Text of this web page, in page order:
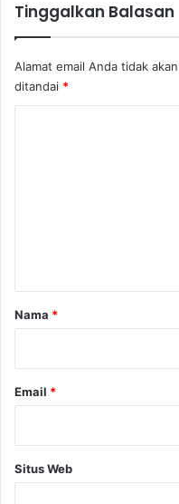
p
D
t
a
D
Tinggalkan Balasan
Alamat email Anda tidak
ditandai *
r
Nama *
Email *
Situs Web